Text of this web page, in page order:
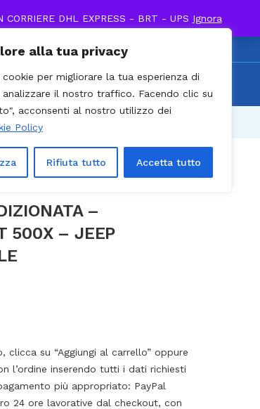
alla tua privacy
per migliorare la tua esperienza di
analizzare il nostro traffico. Facendo clic su
acconsenti al nostro utilizzo dei
Policy
Rifiuta tutto Accetta tutto
CORRIERE DHL EXPRESS - BRT - UPS Ignora
0
338 895
Recenti
–
500X – JEEP
clicca su “Aggiungi al carrello” oppure
l’ordine inserendo tutti i dati richiesti
più appropriato: PayPal
24 ore lavorative dal checkout, con